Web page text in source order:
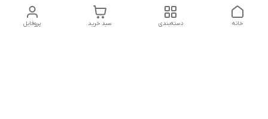
پروفایل سبد خرید دسته‌بندی خانه